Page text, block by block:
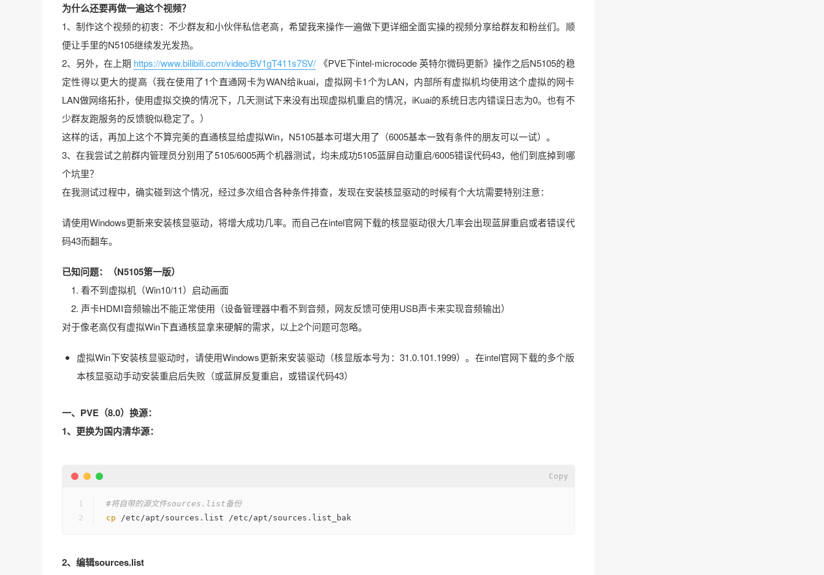
为什么还要再做一遍这个视频？
1、制作这个视频的初衷：不少群友和小伙伴私信老高，希望我来操作一遍做下更详细全面实操的视频分享给群友和粉丝们。顺
便让手里的N5105继续发光发热。
2、另外，在上期 https://www.bilibili.com/video/BV1gT411s7SV/
《PVE下intel-microcode 英特尔微码更新》操作之后N5105的稳
定性得以更大的提高（我在使用了1个直通网卡为WAN给ikuai，虚拟网卡1个为LAN，内部所有虚拟机均使用这个虚拟的网卡
LAN做网络拓扑，使用虚拟交换的情况下，几天测试下来没有出现虚拟机重启的情况，iKuai的系统日志内错误日志为0。也有不
少群友跑服务的反馈貌似稳定了。）
这样的话，再加上这个不算完美的直通核显给虚拟Win，N5105基本可堪大用了（6005基本一致有条件的朋友可以一试）。
3、在我尝试之前群内管理员分别用了5105/6005两个机器测试，均未成功5105蓝屏自动重启/6005错误代码43，他们到底掉到哪
个坑里？
在我测试过程中，确实碰到这个情况，经过多次组合各种条件排查，发现在安装核显驱动的时候有个大坑需要特别注意：
请使用Windows更新来安装核显驱动，将增大成功几率。而自己在intel官网下载的核显驱动很大几率会出现蓝屏重启或者错误代
码43而翻车。
已知问题：（N5105第一版）
1. 看不到虚拟机（Win10/11）启动画面
2. 声卡HDMI音频输出不能正常使用（设备管理器中看不到音频，网友反馈可使用USB声卡来实现音频输出）
对于像老高仅有虚拟Win下直通核显拿来硬解的需求，以上2个问题可忽略。
虚拟Win下安装核显驱动时，请使用Windows更新来安装驱动（核显版本号为：31.0.101.1999）。在intel官网下载的多个版
本核显驱动手动安装重启后失败（或蓝屏反复重启，或错误代码43）
一、PVE（8.0）换源：
1、更换为国内清华源：
#将自带的源文件sources.list备份
cp /etc/apt/sources.list /etc/apt/sources.list_bak
Copy
2、编辑sources.list